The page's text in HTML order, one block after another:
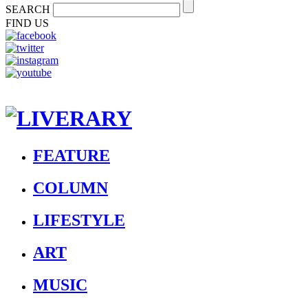
SEARCH
FIND US
FEATURE
COLUMN
LIFESTYLE
ART
MUSIC